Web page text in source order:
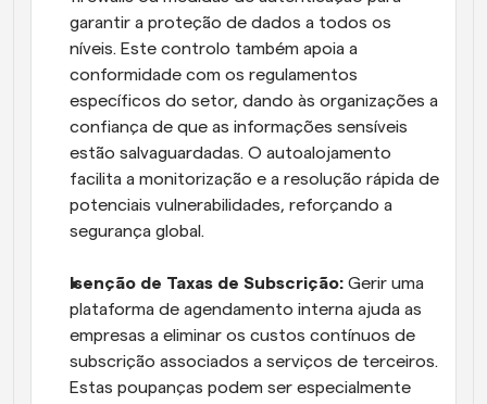
garantir a proteção de dados a todos os
níveis. Este controlo também apoia a
conformidade com os regulamentos
específicos do setor, dando às organizações a
confiança de que as informações sensíveis
estão salvaguardadas. O autoalojamento
facilita a monitorização e a resolução rápida de
potenciais vulnerabilidades, reforçando a
segurança global.
Isenção de Taxas de Subscrição: Gerir uma
plataforma de agendamento interna ajuda as
empresas a eliminar os custos contínuos de
subscrição associados a serviços de terceiros.
Estas poupanças podem ser especialmente